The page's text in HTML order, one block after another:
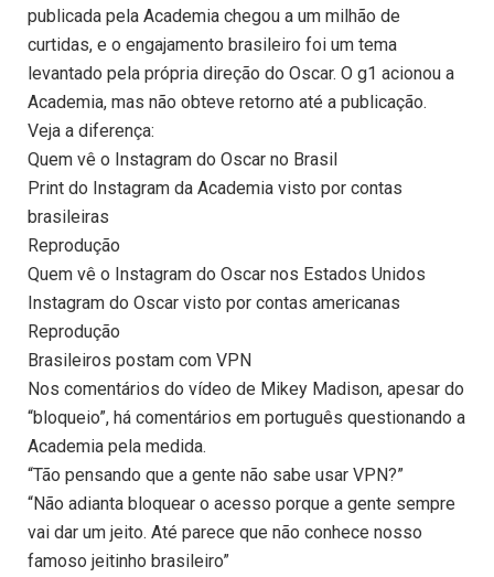
publicada pela Academia chegou a um milhão de
curtidas, e o engajamento brasileiro foi um tema
levantado pela própria direção do Oscar. O g1 acionou a
Academia, mas não obteve retorno até a publicação.
Veja a diferença:
Quem vê o Instagram do Oscar no Brasil
Print do Instagram da Academia visto por contas
brasileiras
Reprodução
Quem vê o Instagram do Oscar nos Estados Unidos
Instagram do Oscar visto por contas americanas
Reprodução
Brasileiros postam com VPN
Nos comentários do vídeo de Mikey Madison, apesar do
“bloqueio”, há comentários em português questionando a
Academia pela medida.
“Tão pensando que a gente não sabe usar VPN?”
“Não adianta bloquear o acesso porque a gente sempre
vai dar um jeito. Até parece que não conhece nosso
famoso jeitinho brasileiro”